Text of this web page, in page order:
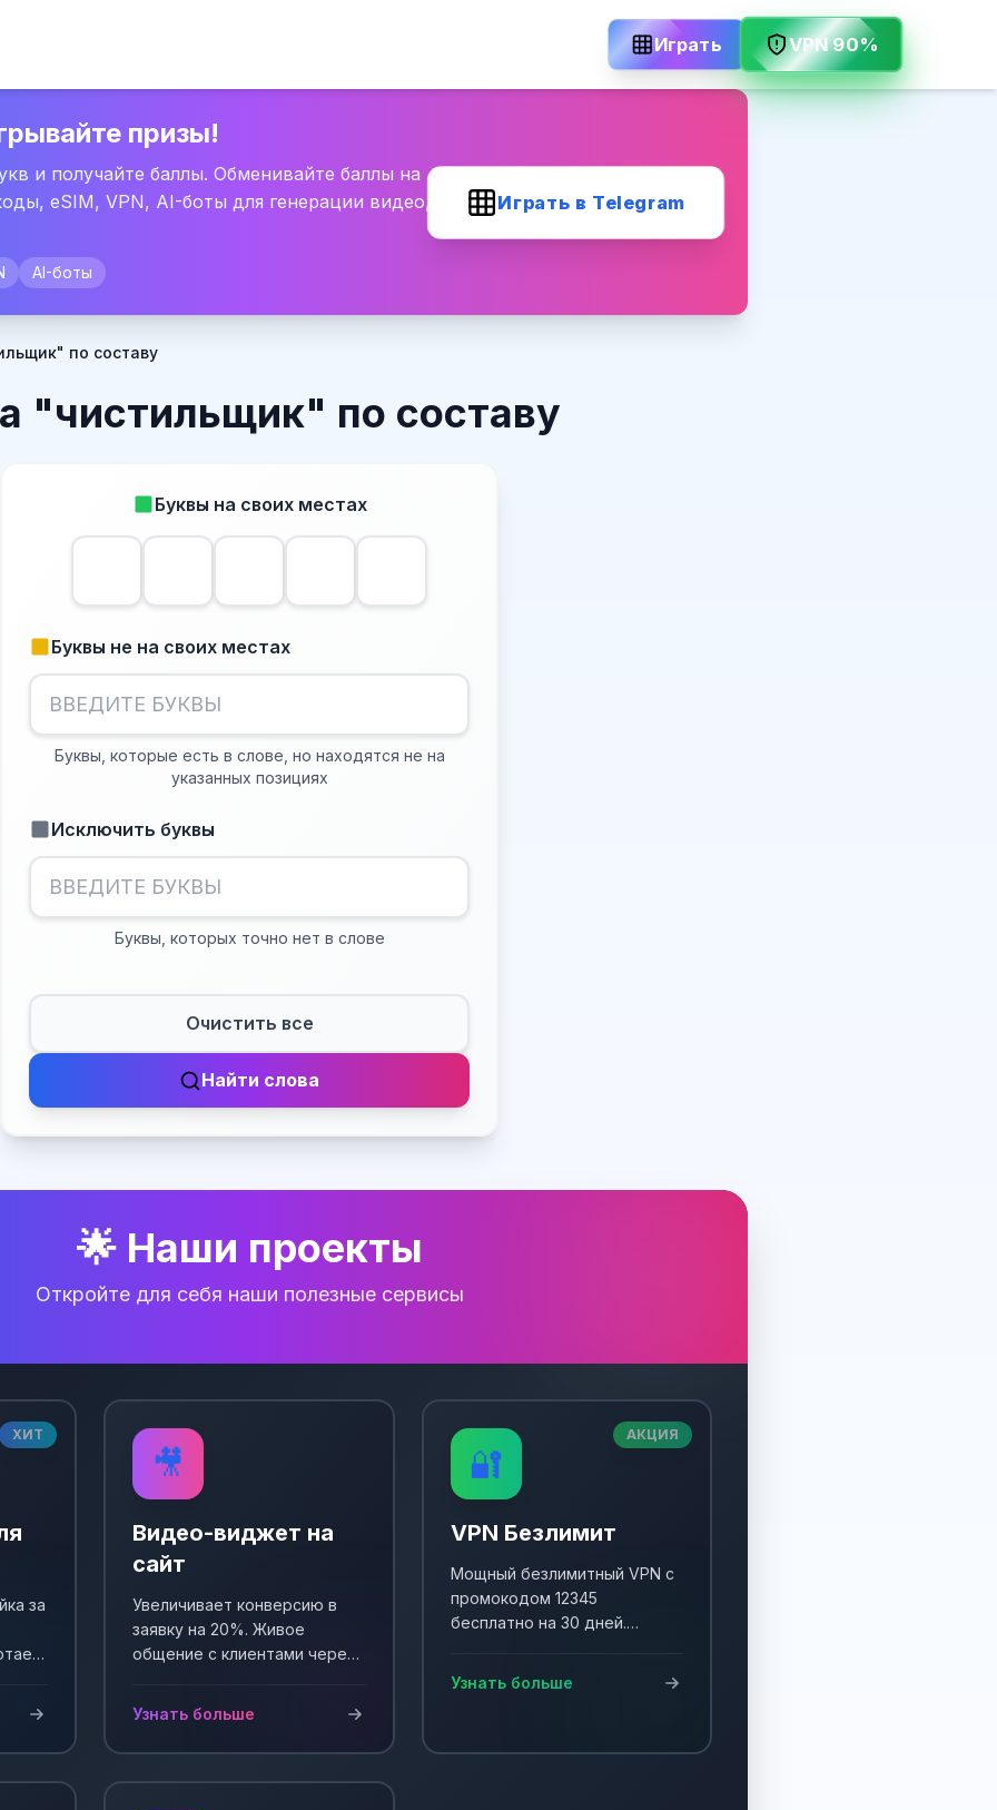
Играть VPN 90%
призы!
и получайте баллы. Обменивайте баллы на
eSIM, VPN, AI-боты для генерации видео,
AI-боты
Играть в Telegram
по составу
"чистильщик" по составу
Буквы на своих местах
Буквы не на своих местах
Буквы, которые есть в слове, но находятся не на
указанных позициях
Исключить буквы
Буквы, которых точно нет в слове
Очистить все
Найти слова
🌟 Наши проекты
Откройте для себя наши полезные сервисы
ХИТ
за
🎥
Видео-виджет на
сайт
Увеличивает конверсию в
заявку на 20%. Живое
общение с клиентами через
Узнать больше
АКЦИЯ
🔐
VPN Безлимит
Мощный безлимитный VPN с
промокодом 12345
бесплатно на 30 дней.
Узнать больше